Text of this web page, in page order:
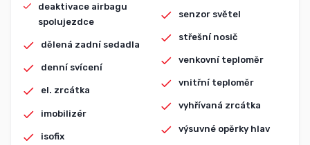
deaktivace airbagu
spolujezdce
dělená zadní sedadla
denní svícení
el. zrcátka
imobilizér
isofix
senzor světel
střešní nosič
venkovní teploměr
vnitřní teploměr
vyhřívaná zrcátka
výsuvné opěrky hlav